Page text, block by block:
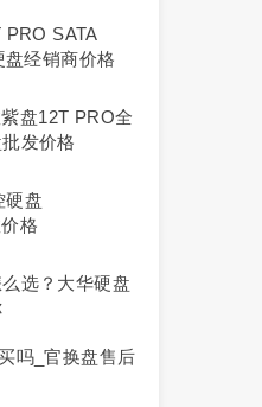
PRO SATA
经销商价格
盘12T PRO全
发价格
硬盘
格
选？大华硬盘
吗_官换盘售后